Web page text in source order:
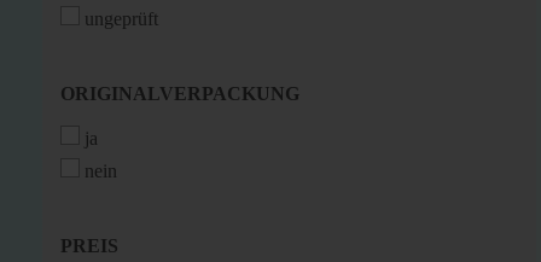
ungeprüft
ORIGINALVERPACKUNG
ORIGINALVERPACKUNG
ja
nein
PREIS
PREIS